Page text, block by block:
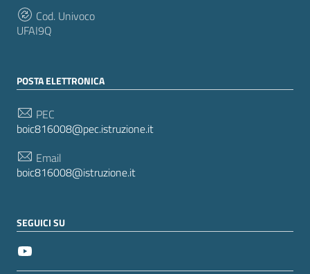
Cod. Univoco
UFAI9Q
POSTA ELETTRONICA
PEC
boic816008@pec.istruzione.it
Email
boic816008@istruzione.it
SEGUICI SU